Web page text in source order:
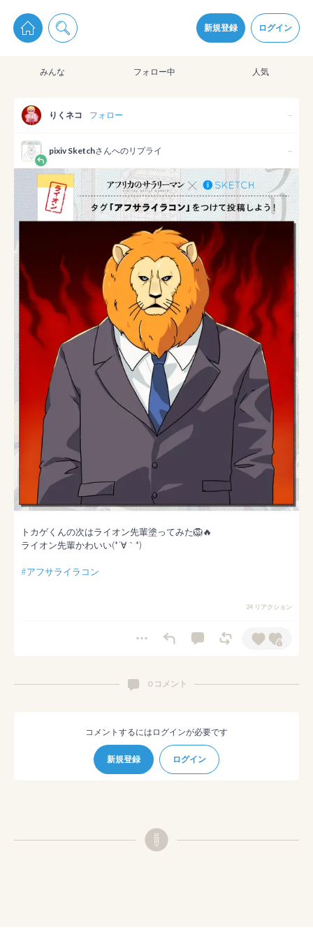
新規登録 ログイン
pixiv Sketchは2024年5月28日付で プライパシーポリシーを改定しました。
通知を受け取るにはここをクリックします
pixiv Sketchアプリでさらに快適に！
みんな フォロー中 人気
りくネコ フォロー --
pixiv Sketchさんへのリプライ --
トカゲくんの次はライオン先輩塗ってみた🦁🔥
ライオン先輩かわいい(*´∀｀*)
#アフサライラコン
24 リアクション
0 コメント
コメントするにはログインが必要です
新規登録 ログイン